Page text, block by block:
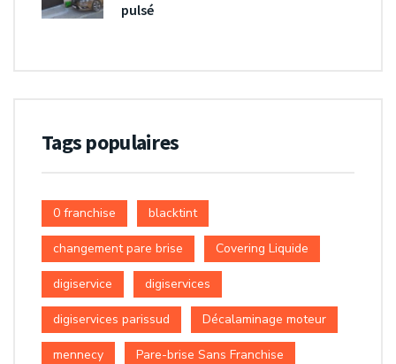
pulsé
Tags populaires
0 franchise blacktint
changement pare brise Covering Liquide
digiservice digiservices
digiservices parissud Décalaminage moteur
mennecy Pare-brise Sans Franchise